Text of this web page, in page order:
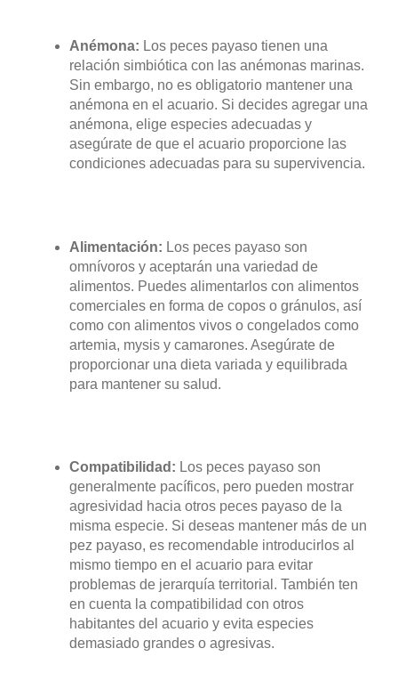
Anémona: Los peces payaso tienen una
relación simbiótica con las anémonas marinas.
Sin embargo, no es obligatorio mantener una
anémona en el acuario. Si decides agregar una
anémona, elige especies adecuadas y
asegúrate de que el acuario proporcione las
condiciones adecuadas para su supervivencia.
Alimentación: Los peces payaso son
omnívoros y aceptarán una variedad de
alimentos. Puedes alimentarlos con alimentos
comerciales en forma de copos o gránulos, así
como con alimentos vivos o congelados como
artemia, mysis y camarones. Asegúrate de
proporcionar una dieta variada y equilibrada
para mantener su salud.
Compatibilidad: Los peces payaso son
generalmente pacíficos, pero pueden mostrar
agresividad hacia otros peces payaso de la
misma especie. Si deseas mantener más de un
pez payaso, es recomendable introducirlos al
mismo tiempo en el acuario para evitar
problemas de jerarquía territorial. También ten
en cuenta la compatibilidad con otros
habitantes del acuario y evita especies
demasiado grandes o agresivas.